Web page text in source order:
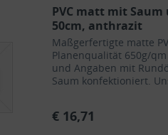
PVC matt mit Saum
50cm, anthrazit
Maßgerfertigte matte
Planenqualität 650g/
und Angaben mit
Saum konfektioniert.
€ 16,71